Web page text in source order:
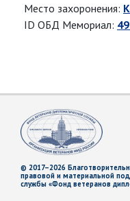
Место захоронения:
ID ОБД Мемориал:
© 2017–2026
правовой и материальной
службы «Фонд ветеранов